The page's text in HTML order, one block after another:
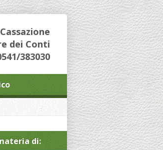
dei Conti
383030
di: